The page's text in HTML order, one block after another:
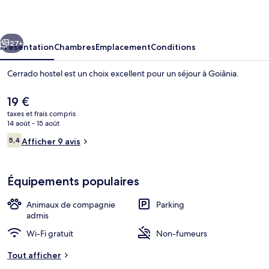
Suivant
27+
PrésentationChambresEmplacementConditions
Cerrado hostel est un choix excellent pour un séjour à Goiânia.
Le
prix
actuel
est
de
19 €
taxes et frais compris
14 août - 15 août
Avis
voyageurs
5,45,4 sur 10
Afficher 9 avis
Équipements populaires
Animaux de compagnie
admis
Parking
Wi-Fi gratuit
Non-fumeurs
Tout afficher